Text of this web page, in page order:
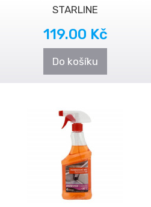
STARLINE
119.00 Kč
Do košíku